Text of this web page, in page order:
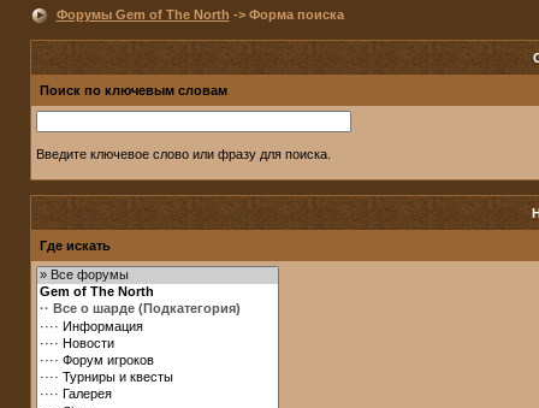
Форумы Gem of The North -> Форма поиска
Поиск по ключевым словам
Введите ключевое слово или фразу для поиска.
Где искать